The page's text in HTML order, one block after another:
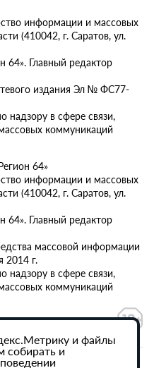
информации и массовых
(410042, г. Саратов, ул.
Главный редактор
издания Эл № ФС77-
в сфере связи,
коммуникаций
64»
информации и массовых
(410042, г. Саратов, ул.
Главный редактор
массовой информации
г.
в сфере связи,
коммуникаций
персональных данных
и файлы
собирать и